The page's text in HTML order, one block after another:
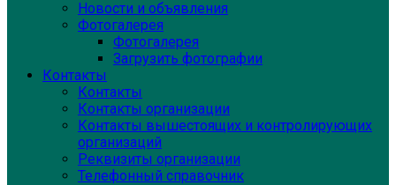
Новости и объявления
Фотогалерея
Фотогалерея
Загрузить фотографии
Контакты
Контакты
Контакты организации
Контакты вышестоящих и контролирующих
организаций
Реквизиты организации
Телефонный справочник